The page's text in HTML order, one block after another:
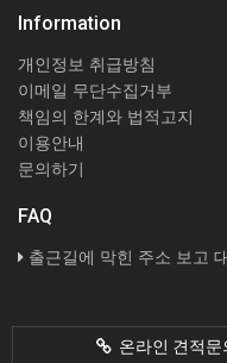
Information
개인정보 취급방침
이메일 무단수집거부
책임의 한계와 법적고지
이용안내
문의하기
FAQ
출근길에 막힌 주소 보고
온라인 견적문